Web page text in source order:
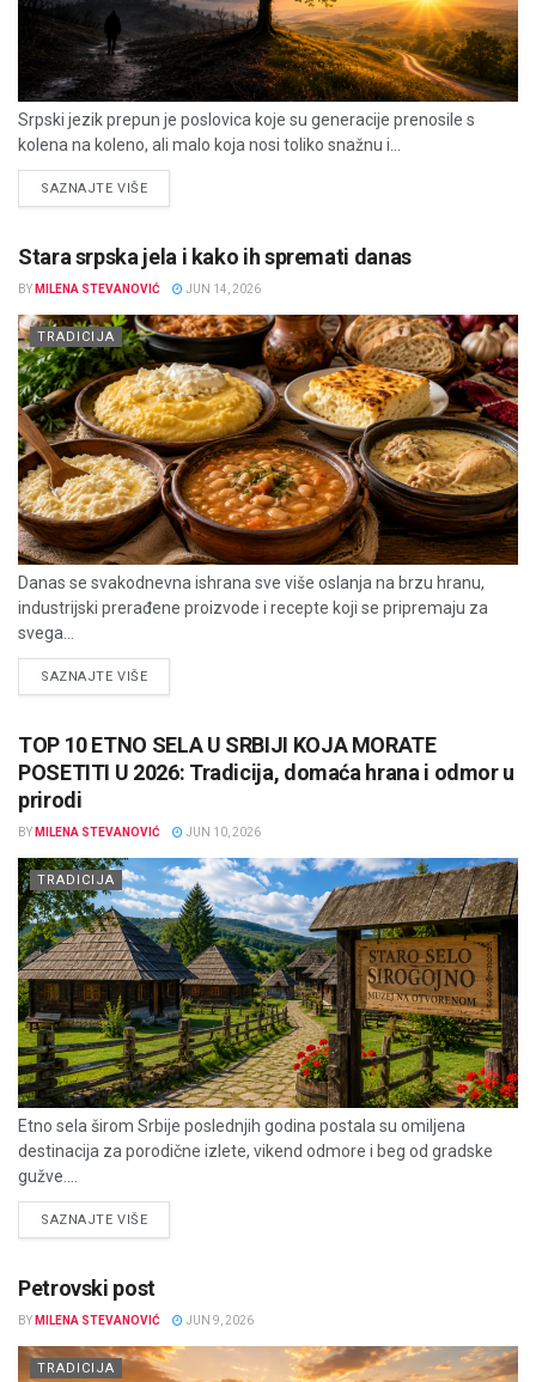
Srpski jezik prepun je poslovica koje su generacije prenosile s
kolena na koleno, ali malo koja nosi toliko snažnu i...
SAZNAJTE VIŠEDETAILS
Stara srpska jela i kako ih spremati danas
BY MILENA STEVANOVIĆ JUN 14, 2026
TRADICIJA
Danas se svakodnevna ishrana sve više oslanja na brzu hranu,
industrijski prerađene proizvode i recepte koji se pripremaju za
svega...
SAZNAJTE VIŠEDETAILS
TOP 10 ETNO SELA U SRBIJI KOJA MORATE
POSETITI U 2026: Tradicija, domaća hrana i odmor u
prirodi
BY MILENA STEVANOVIĆ JUN 10, 2026
TRADICIJA
Etno sela širom Srbije poslednjih godina postala su omiljena
destinacija za porodične izlete, vikend odmore i beg od gradske
gužve....
SAZNAJTE VIŠEDETAILS
Petrovski post
BY MILENA STEVANOVIĆ JUN 9, 2026
TRADICIJA